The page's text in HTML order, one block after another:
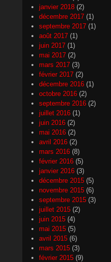
janvier 2018 (2)
décembre 2017 (1)
septembre 2017 (1)
août 2017 (1)
juin 2017 (1)
mai 2017 (2)
mars 2017 (3)
février 2017 (2)
décembre 2016 (1)
octobre 2016 (2)
septembre 2016 (2)
juillet 2016 (1)
juin 2016 (2)
mai 2016 (2)
avril 2016 (2)
mars 2016 (8)
février 2016 (5)
janvier 2016 (3)
décembre 2015 (5)
novembre 2015 (6)
septembre 2015 (3)
juillet 2015 (2)
juin 2015 (4)
mai 2015 (5)
avril 2015 (6)
mars 2015 (3)
février 2015 (9)